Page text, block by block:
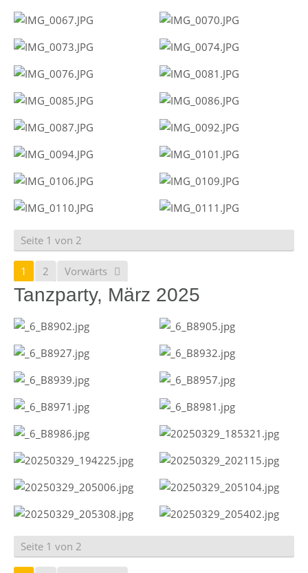
Seite 1 von 2
1 2 Vorwärts
Tanzparty, März 2025
Seite 1 von 2